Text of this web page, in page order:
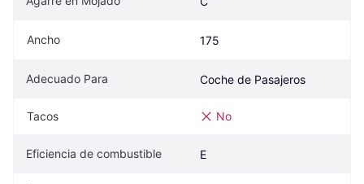
Ancho 175
Adecuado Para Coche de Pasajeros
Tacos No
Eficiencia de combustible E